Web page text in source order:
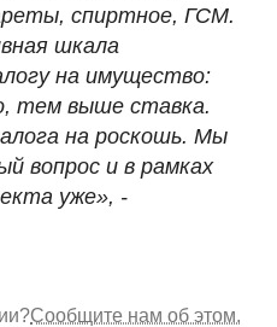
спиртное, ГСМ.
шкала
на имущество:
тем выше ставка.
на роскошь. Мы
вопрос и в рамках
уже», -
Сообщите нам об этом.